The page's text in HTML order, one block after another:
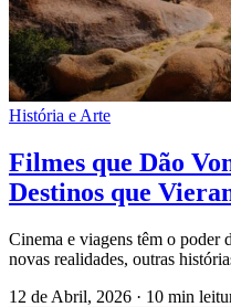
História e Arte
Filmes que Dão
Destinos que
Cinema e viagens têm o poder
novas realidades, outras
12 de Abril, 2026 · 10 min